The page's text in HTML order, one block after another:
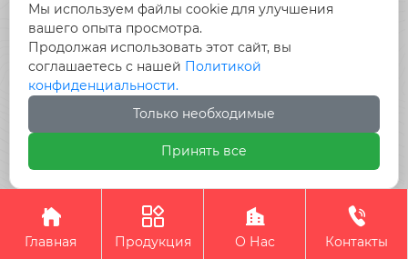
Антенны
Радиочастотный
разъем
Радиочастотный
кабель, кабельные
Продукция
О Hас
Авторское право©Chengdu Beyondoor Technology
Co., Ltd.

Главная

Продукция

О Нас

Контакты
Мы используем файлы cookie для улучшения
вашего опыта просмотра.
Продолжая использовать этот сайт, вы
соглашаетесь с нашей Политикой
конфиденциальности.
Только необходимые
Принять все